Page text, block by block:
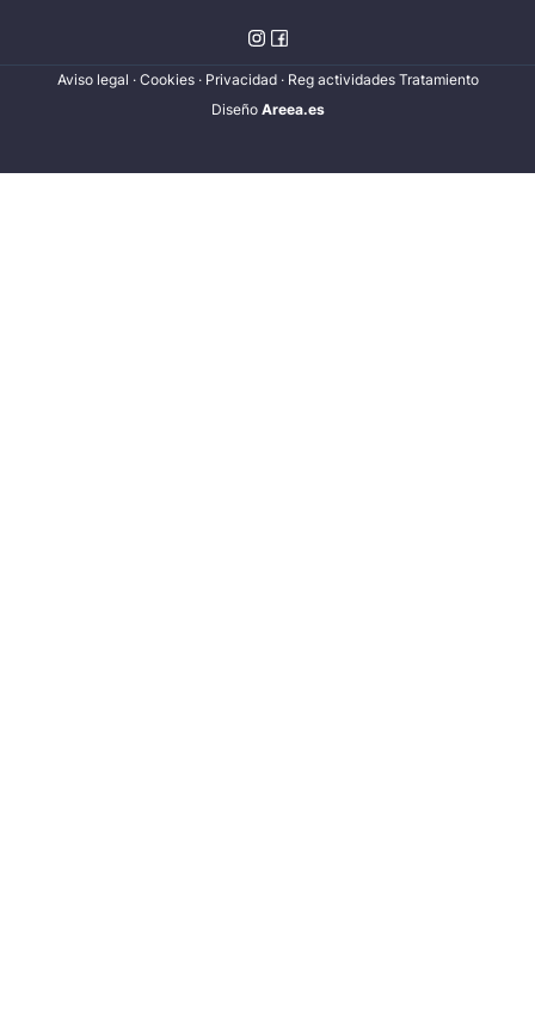
Aviso legal · Cookies· Privacidad · Reg actividades Tratamiento
Diseño Areea.es